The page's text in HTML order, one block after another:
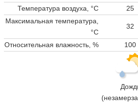
Температура воздуха, °C
25
Максимальная температура,
°C
32
Относительная влажность, % 100